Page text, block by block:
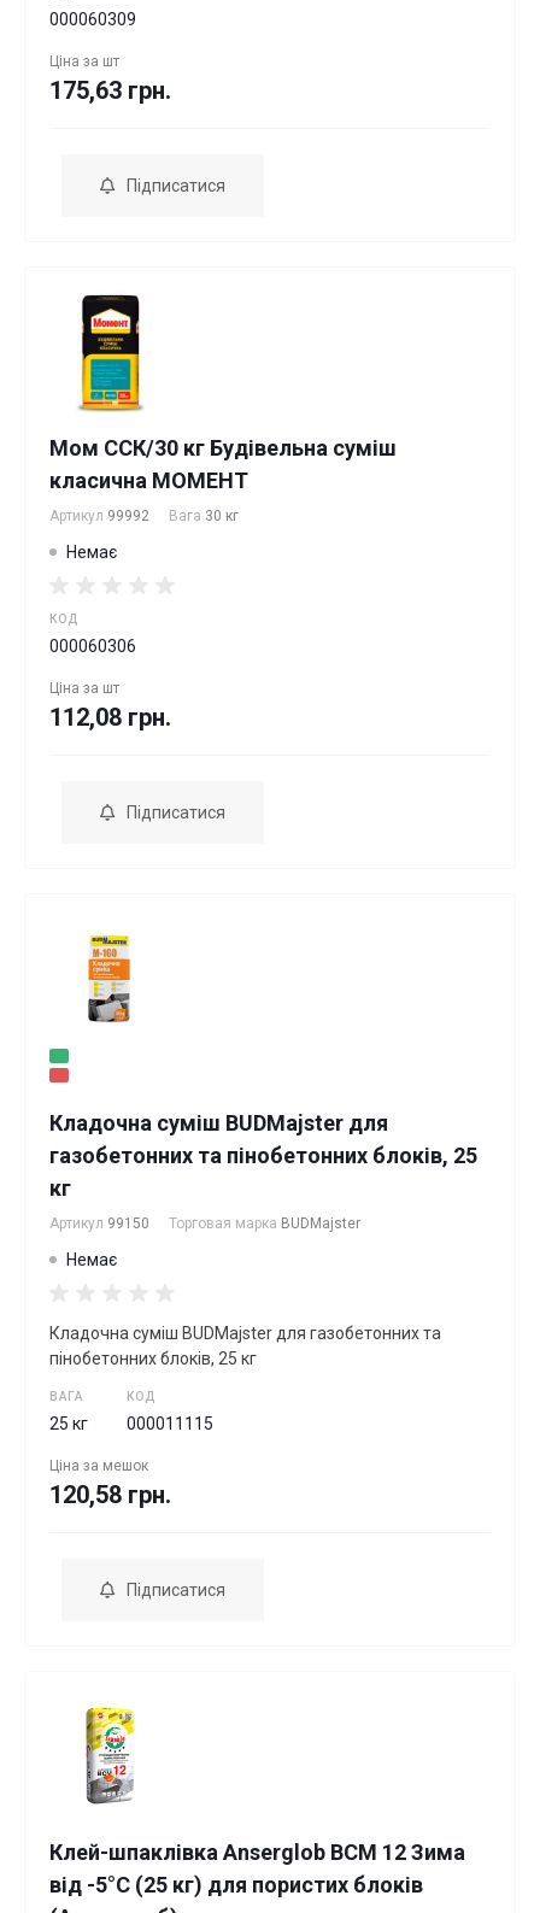
000060309
Ціна за шт
175,63 грн.
Підписатися
Мом ССК/30 кг Будівельна суміш
класична МОМЕНТ
Артикул 99992 Вага 30 кг
Немає
КОД
000060306
Ціна за шт
112,08 грн.
Підписатися
Кладочна суміш BUDMajster для
газобетонних та пінобетонних блоків, 25
кг
Артикул 99150 Торговая марка BUDMajster
Немає
Кладочна суміш BUDMajster для газобетонних та
пінобетонних блоків, 25 кг
ВАГА
25 кг
КОД
000011115
Ціна за мешок
120,58 грн.
Підписатися
Клей-шпаклівка Anserglob BCM 12 Зима
від -5°С (25 кг) для пористих блоків